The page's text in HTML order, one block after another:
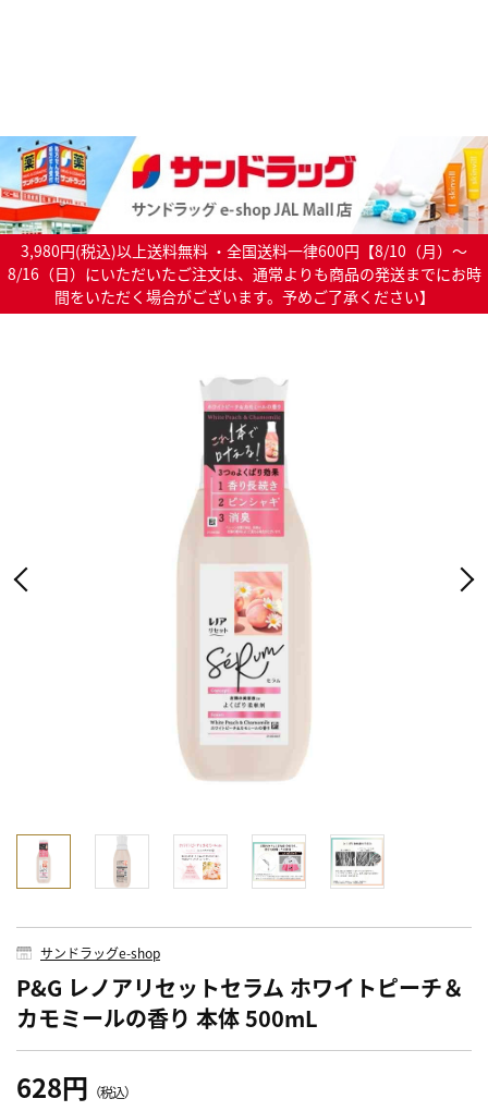
3,980円(税込)以上送料無料 ・全国送料一律600円【8/10（月）～
8/16（日）にいただいたご注文は、通常よりも商品の発送までにお時
間をいただく場合がございます。予めご了承ください】
サンドラッグe-shop
P&G レノアリセットセラム ホワイトピーチ＆
カモミールの香り 本体 500mL
628円 （税込）